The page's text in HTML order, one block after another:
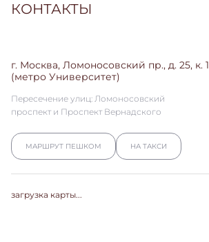
КОНТАКТЫ
г. Москва, Ломоносовский пр., д. 25, к. 1
(метро Университет)
Пересечение улиц: Ломоносовский
проспект и Проспект Вернадского
МАРШРУТ ПЕШКОМ НА ТАКСИ
загрузка карты...